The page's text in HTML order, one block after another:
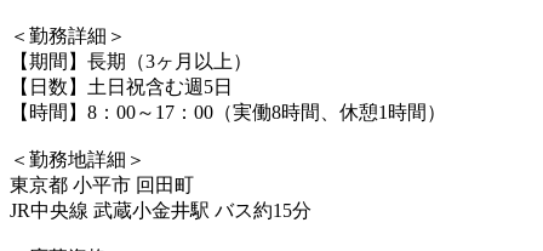
＜勤務詳細＞
【期間】長期（3ヶ月以上）
【日数】土日祝含む週5日
【時間】8：00～17：00（実働8時間、休憩1時間）
＜勤務地詳細＞
東京都 小平市 回田町
JR中央線 武蔵小金井駅 バス約15分